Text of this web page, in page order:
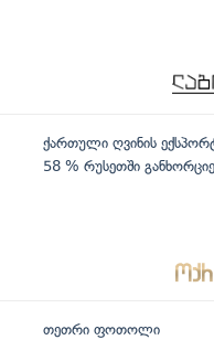
ქართული ღვინის
58 % რუსეთში
თეთრი ფოთოლი